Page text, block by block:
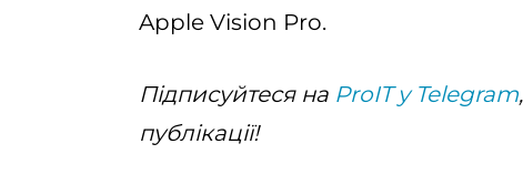
Apple Vision Pro.
Підписуйтеся на ProIT у Telegram
публікації!